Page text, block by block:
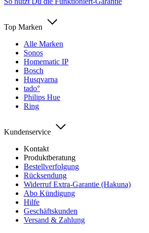
Top Marken
Alle Marken
Sonos
Homematic IP
Bosch
Husqvarna
tado°
Philips Hue
Ring
Kundenservice
Kontakt
Produktberatung
Bestellverfolgung
Rücksendung
Widerruf Extra-Garantie (Hakuna)
Abo Kündigung
Hilfe
Geschäftskunden
Versand & Zahlung